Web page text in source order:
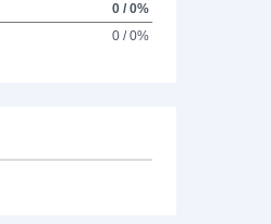
0 / 0%
0 / 0%